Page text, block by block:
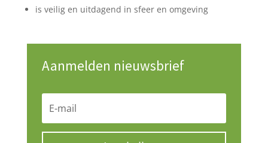
is veilig en uitdagend in sfeer en omgeving
Aanmelden nieuwsbrief